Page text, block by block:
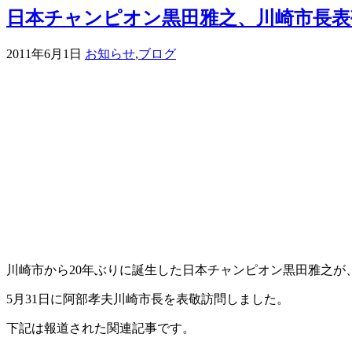
日本チャンピオン黒田雅之、川崎市長
2011年6月1日 お知らせ,ブログ
川崎市から20年ぶりに誕生した日本チャンピオン黒田雅之が、
5月31日に阿部孝夫川崎市長を表敬訪問しました。
下記は報道された関連記事です。